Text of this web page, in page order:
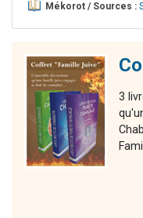
Mékorot / Sources :
3